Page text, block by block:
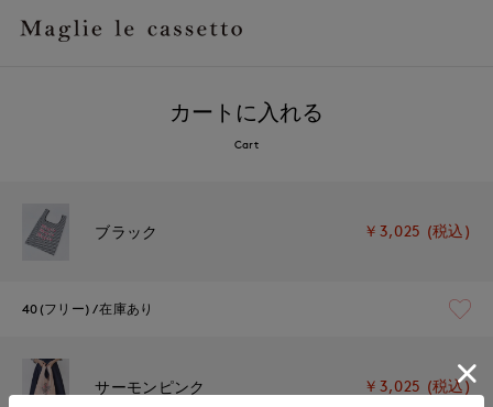
カートに入れる
Cart
ブラック ￥3,025 (税込)
40(フリー) 在庫あり
サーモンピンク ￥3,025 (税込)